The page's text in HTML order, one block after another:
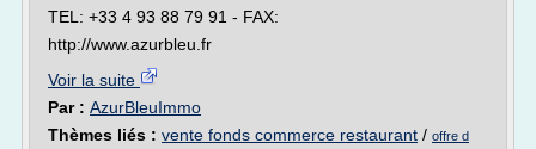
TEL: +33 4 93 88 79 91 - FAX:
http://www.azurbleu.fr
Voir la suite
Par : AzurBleuImmo
Thèmes liés : vente fonds commerce restaurant / offre d